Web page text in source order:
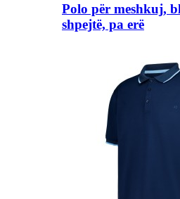
Polo për meshkuj,
shpejtë, pa erë